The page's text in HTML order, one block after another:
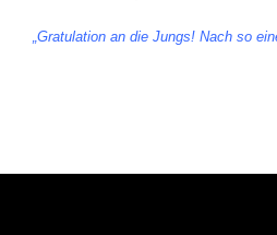
„Gratulation an die Jungs! Nach so